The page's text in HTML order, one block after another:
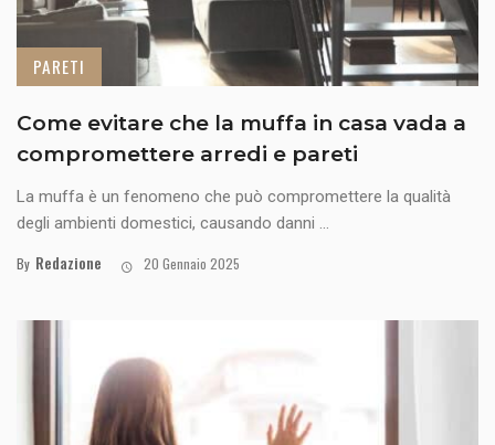
PARETI
Come evitare che la muffa in casa vada a
compromettere arredi e pareti
La muffa è un fenomeno che può compromettere la qualità
degli ambienti domestici, causando danni ...
By Redazione 20 Gennaio 2025